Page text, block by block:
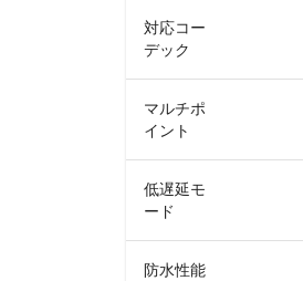
対応コー
デック
マルチポ
イント
低遅延モ
ード
防水性能